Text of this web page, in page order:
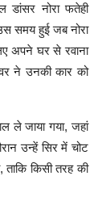
नोरा फतेही
समय हुई जब नोरा
अपने घर से रवाना
ने उनकी कार को
ले जाया गया, जहां
उन्हें सिर में चोट
किसी तरह की